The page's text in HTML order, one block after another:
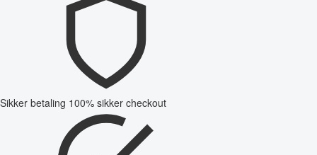
Sikker betaling 100% sikker checkout